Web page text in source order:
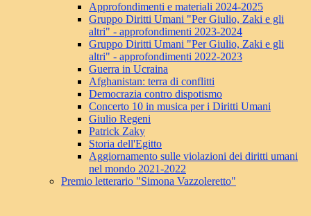
Approfondimenti e materiali 2024-2025
Gruppo Diritti Umani "Per Giulio, Zaki e gli
altri" - approfondimenti 2023-2024
Gruppo Diritti Umani "Per Giulio, Zaki e gli
altri" - approfondimenti 2022-2023
Guerra in Ucraina
Afghanistan: terra di conflitti
Democrazia contro dispotismo
Concerto 10 in musica per i Diritti Umani
Giulio Regeni
Patrick Zaky
Storia dell'Egitto
Aggiornamento sulle violazioni dei diritti umani
nel mondo 2021-2022
Premio letterario "Simona Vazzoleretto"